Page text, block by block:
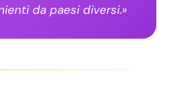
da paesi diversi.»